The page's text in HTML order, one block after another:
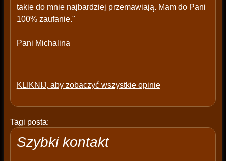
takie do mnie najbardziej przemawiają. Mam do Pani
100% zaufanie."
Pani Michalina
KLIKNIJ, aby zobaczyć wszystkie opinie
Tagi posta:
Szybki kontakt